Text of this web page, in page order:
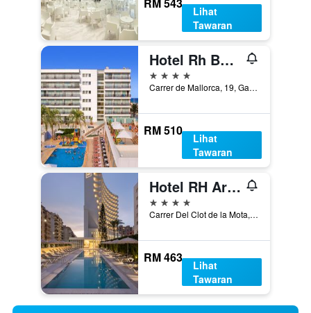
Lihat
Tawaran
Hotel Rh Bayren Parc
4 bintang
Carrer de Mallorca, 19, Gandia, Valencia, Sepanyol
RM 510
Lihat
Tawaran
Hotel RH Arena
4 bintang
Carrer Del Clot de la Mota, 38, Gandia, Valencia, Sepanyol
RM 463
Lihat
Tawaran